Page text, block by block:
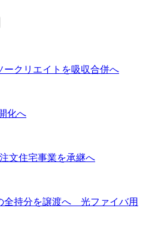
ークリエイトを吸収合併へ
化へ
文住宅事業を承継へ
全持分を譲渡へ 光ファイバ用